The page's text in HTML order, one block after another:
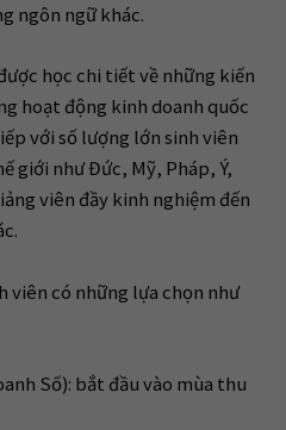
ngôn ngữ khác.
học chi tiết về những kiến
hoạt động kinh doanh quốc
với số lượng lớn sinh viên
giới như Đức, Mỹ, Pháp, Ý,
viên đầy kinh nghiệm đến
viên có những lựa chọn như
Số): bắt đầu vào mùa thu